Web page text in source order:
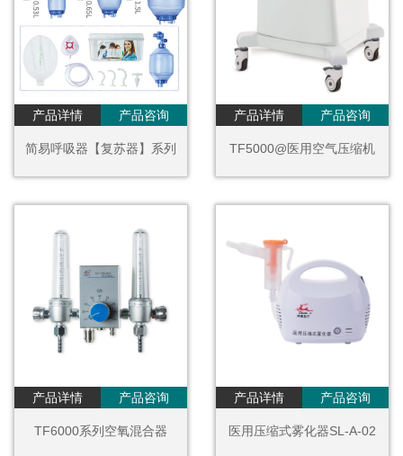
产品详情 产品咨询
简易呼吸器【复苏器】系列
产品详情 产品咨询
TF5000@医用空气压缩机
产品详情 产品咨询
TF6000系列空氧混合器
产品详情 产品咨询
医用压缩式雾化器SL-A-02